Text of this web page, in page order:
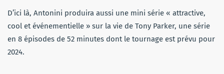
D’ici là, Antonini produira aussi une mini série « attractive,
cool et événementielle » sur la vie de Tony Parker, une série
en 8 épisodes de 52 minutes dont le tournage est prévu pour
2024.